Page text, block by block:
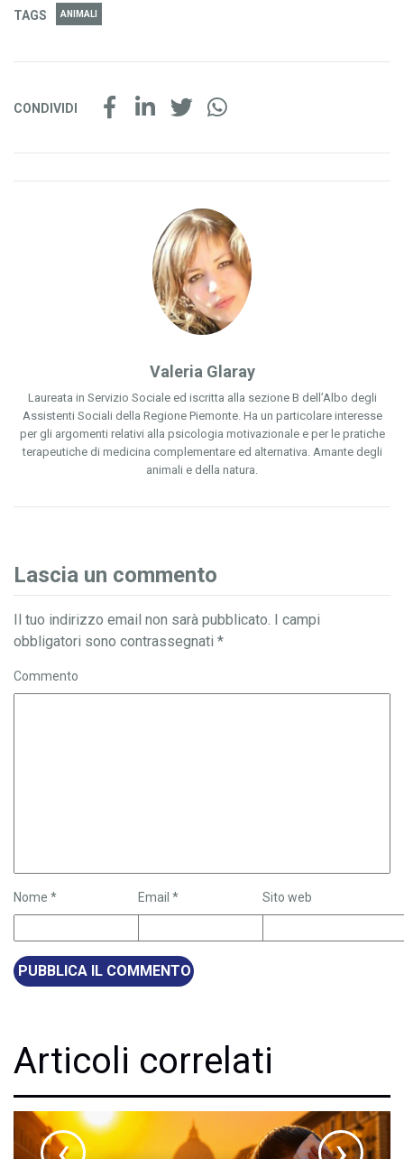
TAGS ANIMALI
CONDIVIDI
Valeria Glaray
Laureata in Servizio Sociale ed iscritta alla sezione B dell’Albo degli
Assistenti Sociali della Regione Piemonte. Ha un particolare interesse
per gli argomenti relativi alla psicologia motivazionale e per le pratiche
terapeutiche di medicina complementare ed alternativa. Amante degli
animali e della natura.
Lascia un commento
Il tuo indirizzo email non sarà pubblicato. I campi
obbligatori sono contrassegnati *
Commento
Nome * Email * Sito web
Articoli correlati